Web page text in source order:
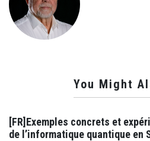
You Might
[FR]Exemples concrets et
de l’informatique quantique en